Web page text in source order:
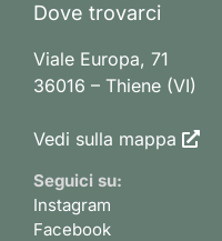
Dove trovarci
Viale Europa, 71
36016 – Thiene (VI)
Vedi sulla mappa
Seguici su:
Instagram
Facebook